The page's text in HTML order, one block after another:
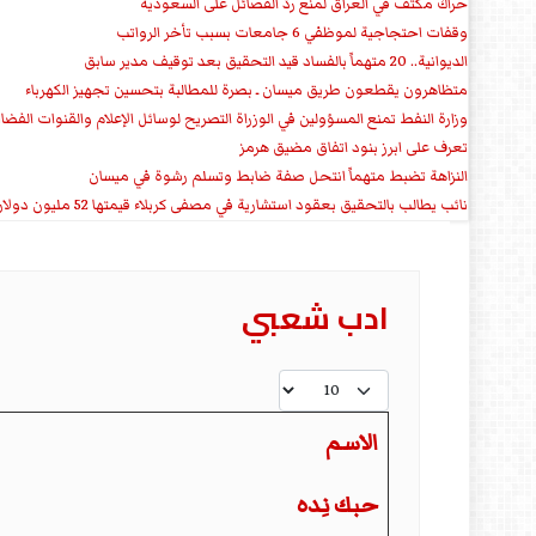
وقفات احتجاجية لموظفي 6 جامعات بسبب تأخر الرواتب
الديوانية.. 20 متهماً بالفساد قيد التحقيق بعد توقيف مدير سابق
متظاهرون يقطعون طريق ميسان ـ بصرة للمطالبة بتحسين تجهيز الكهرباء
وزارة النفط تمنع المسؤولين في الوزراة التصريح لوسائل الإعلام والقنوات
تعرف على ابرز بنود اتفاق مضيق هرمز
النزاهة تضبط متهماً انتحل صفة ضابط وتسلم رشوة في ميسان
نائب يطالب بالتحقيق بعقود استشارية في مصفى كربلاء قيمتها 52 مليون دولار سنوياً
ادب شعبي
عدد الإظهارات:
المقالات
الاسم
حبك نِده